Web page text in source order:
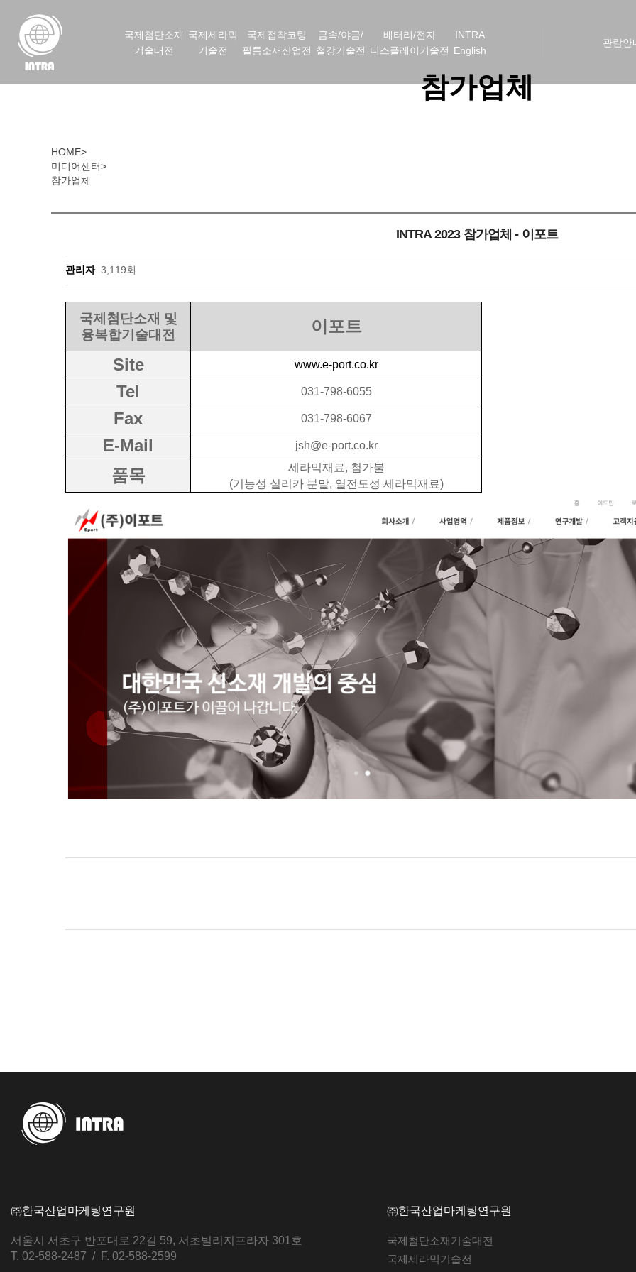
국제첨단소재
기술대전
국제세라믹
기술전
국제접착코팅
필름소재산업전
금속/야금/
철강기술전
배터리/전자
디스플레이기술전
INTRA
English
관람안
참가업체
HOME>
미디어센터>
참가업체
INTRA 2023 참가업체 - 이포트
관리자 3,119회
국제첨단소재 및
융복합기술대전
이포트
Site
www.e-port.co.kr
Tel 031-798-6055
Fax 031-798-6067
E-Mail jsh@e-port.co.kr
품목
세라믹재료, 첨가불
(기능성 실리카 분말, 열전도성 세라믹재료)
㈜한국산업마케팅연구원
서울시 서초구 반포대로 22길 59, 서초빌리지프라자 301호
T. 02-588-2487 / F. 02-588-2599
㈜한국산업마케팅연구원
국제첨단소재기술대전
국제세라믹기술전